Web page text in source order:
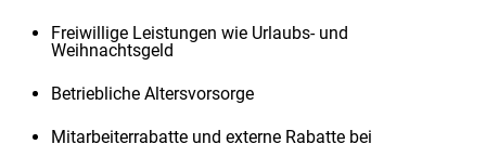
Freiwillige Leistungen wie Urlaubs- und
Weihnachtsgeld
Betriebliche Altersvorsorge
Mitarbeiterrabatte und externe Rabatte bei